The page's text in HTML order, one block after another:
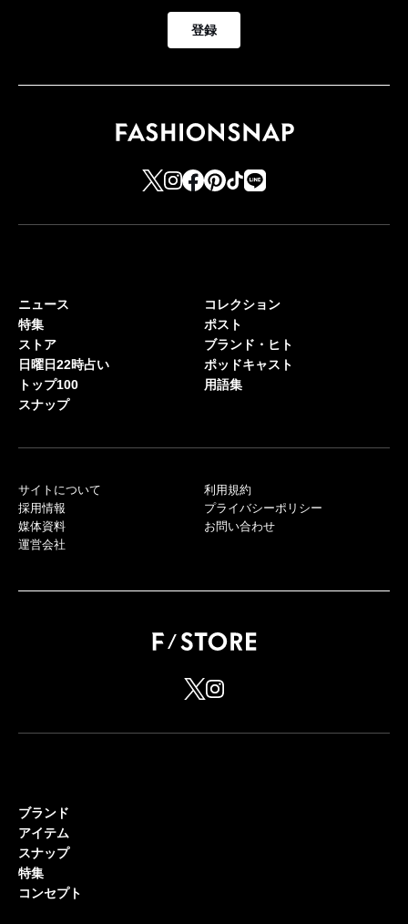
登録
ニュース
特集
ストア
日曜日22時占い
トップ100
スナップ
コレクション
ポスト
ブランド・ヒト
ポッドキャスト
用語集
サイトについて
採用情報
媒体資料
運営会社
利用規約
プライバシーポリシー
お問い合わせ
ブランド
アイテム
スナップ
特集
コンセプト